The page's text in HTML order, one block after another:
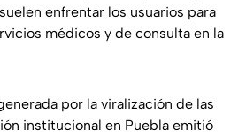
enfrentar los usuarios para
médicos y de consulta en la
por la viralización de las
institucional en Puebla emitió